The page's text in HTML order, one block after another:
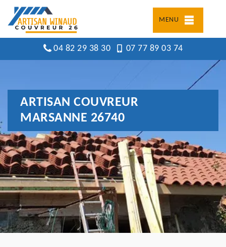
MENU
04 82 29 38 30 07 77 89 03 74
ARTISAN COUVREUR
MARSANNE 26740